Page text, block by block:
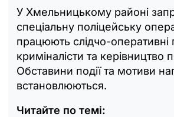
У Хмельницькому районі
спеціальну поліцейську
працюють слідчо-оперативні
криміналісти та керівництво
Обставини події та мотиви
встановлюються.
Читайте по темі: